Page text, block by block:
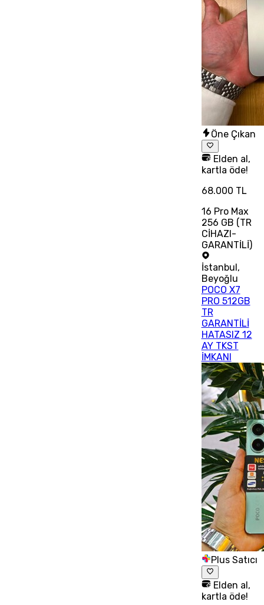
Öne Çıkan
Elden al,
kartla öde!
68.000 TL
16 Pro Max
256 GB (TR
CİHAZI-
GARANTİLİ)
İstanbul ,
Beyoğlu
POCO X7
PRO 512GB
TR
GARANTİLİ
HATASIZ 12
AY TKST
İMKANI
Plus Satıcı
Elden al,
kartla öde!